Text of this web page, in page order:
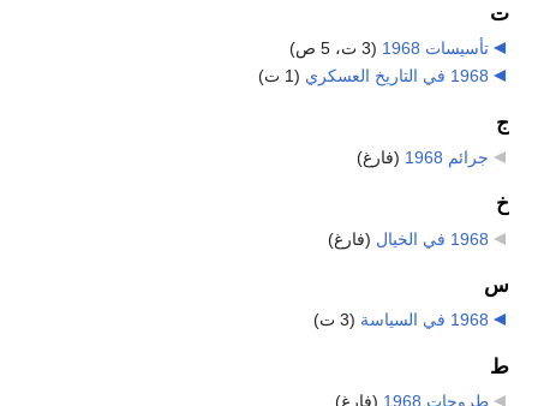
ت
تأسيسات 1968
(3 ت، 5 ص)
1968 في التاريخ العسكري
(1 ت)
ج
جرائم 1968 (فارغ)
خ
1968 في الخيال (فارغ)
س
1968 في السياسة (3 ت)
ط
طروحات 1968 (فارغ)